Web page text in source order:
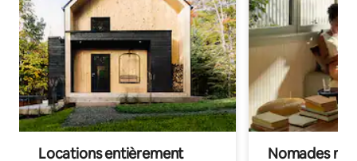
Locations entièrement Nomades